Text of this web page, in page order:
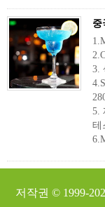
중
3.
5.
테
저작권 © 1999-